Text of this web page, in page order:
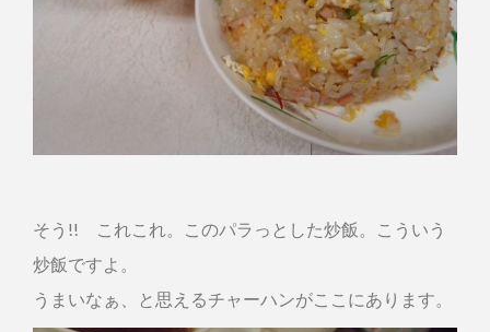
そう!! これこれ。このパラっとした炒飯。こういう
炒飯ですよ。
うまいなぁ、と思えるチャーハンがここにあります。